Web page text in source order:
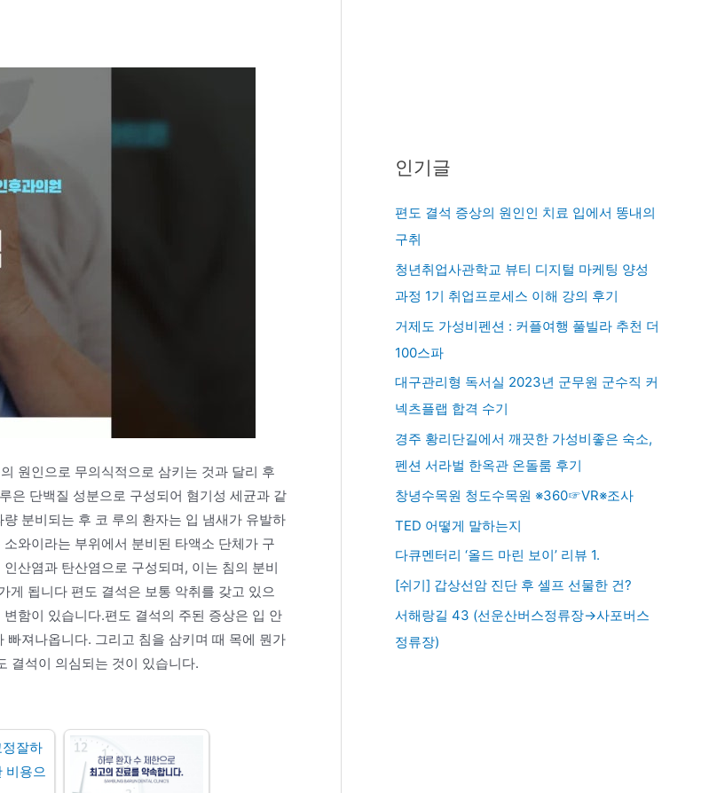
원인으로 무의식적으로 삼키는 것과 달리 후
은 단백질 성분으로 구성되어 혐기성 세균과 같
분비되는 후 코 루의 환자는 입 냄새가 유발하
와이라는 부위에서 분비된 타액소 단체가 구
산염과 탄산염으로 구성되며, 이는 침의 분비
게 됩니다 편도 결석은 보통 악취를 갖고 있으
함이 있습니다.편도 결석의 주된 증상은 입 안
져나옵니다. 그리고 침을 삼키며 때 목에 뭔가
결석이 의심되는 것이 있습니다.
인기글
편도 결석 증상의 원인인 치료 입에서 똥내의
구취
청년취업사관학교 뷰티 디지털 마케팅 양성
과정 1기 취업프로세스 이해 강의 후기
거제도 가성비펜션 : 커플여행 풀빌라 추천 더
100스파
대구관리형 독서실 2023년 군무원 군수직 커
넥츠플랩 합격 수기
경주 황리단길에서 깨끗한 가성비좋은 숙소,
펜션 서라벌 한옥관 온돌룸 후기
창녕수목원 청도수목원 ※360☞VR※조사
TED 어떻게 말하는지
다큐멘터리 ‘올드 마린 보이’ 리뷰 1.
[쉬기] 갑상선암 진단 후 셀프 선물한 건?
서해랑길 43 (선운산버스정류장→사포버스
정류장)